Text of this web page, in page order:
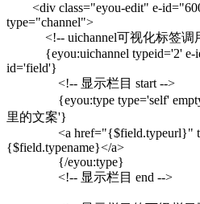
<div class="eyou-edit" e-
type="channel">
<!-- uichannel可视化标签调
{eyou:uichannel typeid='2' e-
id='field'}
<!-- 显示栏目 start -->
{eyou:type type='self'
里的文案'}
<a href="{$field.typeurl}"
{$field.typename}</a>
{/eyou:type}
<!-- 显示栏目 end -->